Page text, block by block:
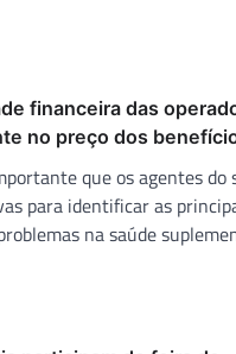
financeira das
no preço dos
que os agentes do
para identificar as
na saúde